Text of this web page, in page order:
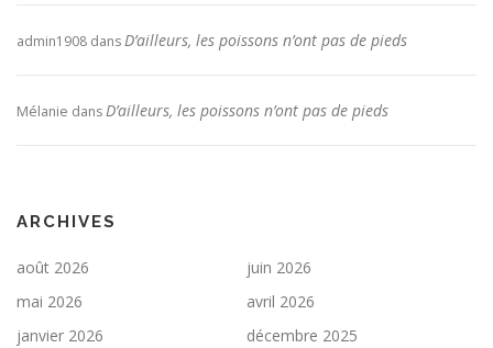
admin1908 dansD’ailleurs, les poissons n’ont pas de pieds
Mélanie dansD’ailleurs, les poissons n’ont pas de pieds
ARCHIVES
août 2026
juin 2026
mai 2026
avril 2026
janvier 2026
décembre 2025